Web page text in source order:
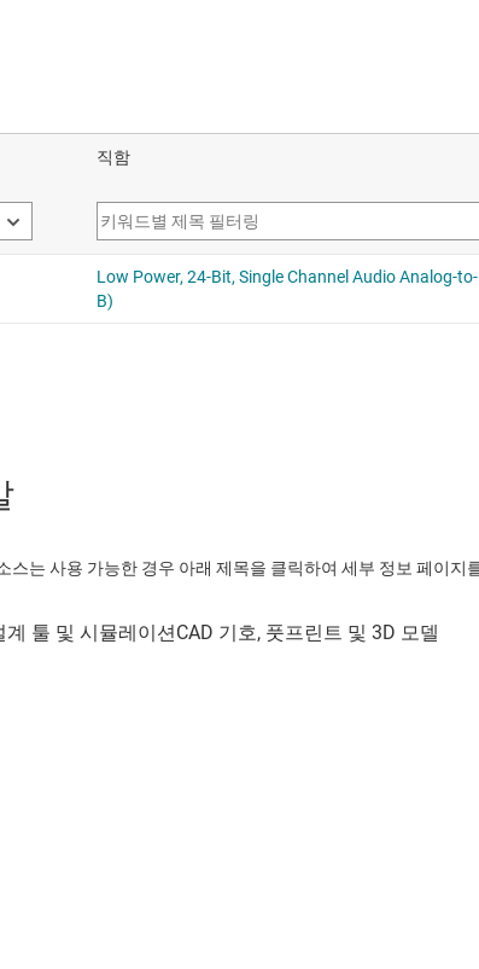
스는 사용 가능한 경우 아래 제목을 클릭하여 세부 정보 페이지